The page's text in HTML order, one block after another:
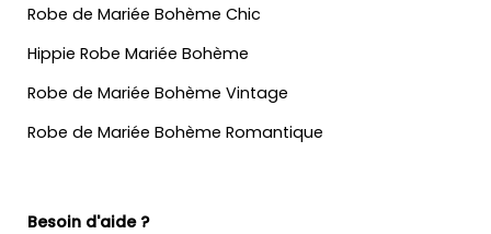
Robe de Mariée Bohème Chic
Hippie Robe Mariée Bohème
Robe de Mariée Bohème Vintage
Robe de Mariée Bohème Romantique
Besoin d'aide ?